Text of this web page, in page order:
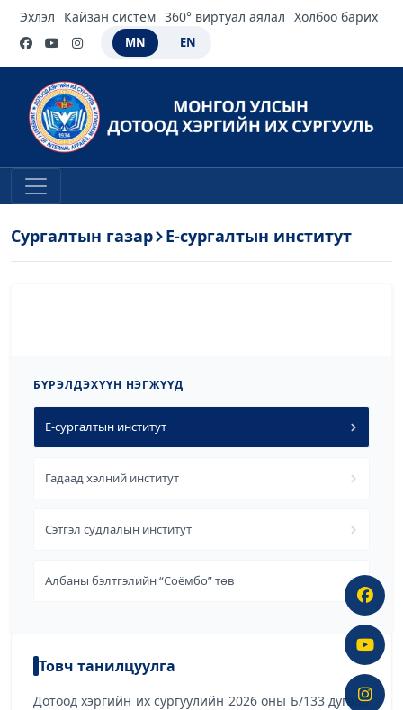
Эхлэл Кайзан систем 360° виртуал аялал Холбоо барих
MN EN
Сургалтын газар Е-сургалтын институт
БҮРЭЛДЭХҮҮН НЭГЖҮҮД
Е-сургалтын институт
Гадаад хэлний институт
Сэтгэл судлалын институт
Албаны бэлтгэлийн “Соёмбо” төв
Товч танилцуулга
Дотоод хэргийн их сургуулийн 2026 оны Б/133 дугаар